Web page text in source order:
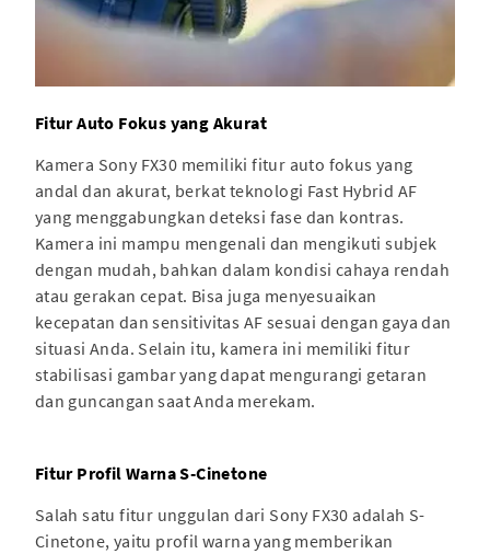
Fitur Auto Fokus yang Akurat
Kamera Sony FX30 memiliki fitur auto fokus yang
andal dan akurat, berkat teknologi Fast Hybrid AF
yang menggabungkan deteksi fase dan kontras.
Kamera ini mampu mengenali dan mengikuti subjek
dengan mudah, bahkan dalam kondisi cahaya rendah
atau gerakan cepat. Bisa juga menyesuaikan
kecepatan dan sensitivitas AF sesuai dengan gaya dan
situasi Anda. Selain itu, kamera ini memiliki fitur
stabilisasi gambar yang dapat mengurangi getaran
dan guncangan saat Anda merekam.
Fitur Profil Warna S-Cinetone
Salah satu fitur unggulan dari Sony FX30 adalah S-
Cinetone, yaitu profil warna yang memberikan